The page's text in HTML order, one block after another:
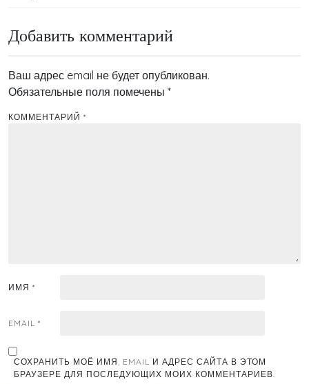
Добавить комментарий
Ваш адрес email не будет опубликован.
Обязательные поля помечены *
КОММЕНТАРИЙ *
ИМЯ *
EMAIL *
СОХРАНИТЬ МОЁ ИМЯ, EMAIL И АДРЕС САЙТА В ЭТОМ
БРАУЗЕРЕ ДЛЯ ПОСЛЕДУЮЩИХ МОИХ КОММЕНТАРИЕВ.